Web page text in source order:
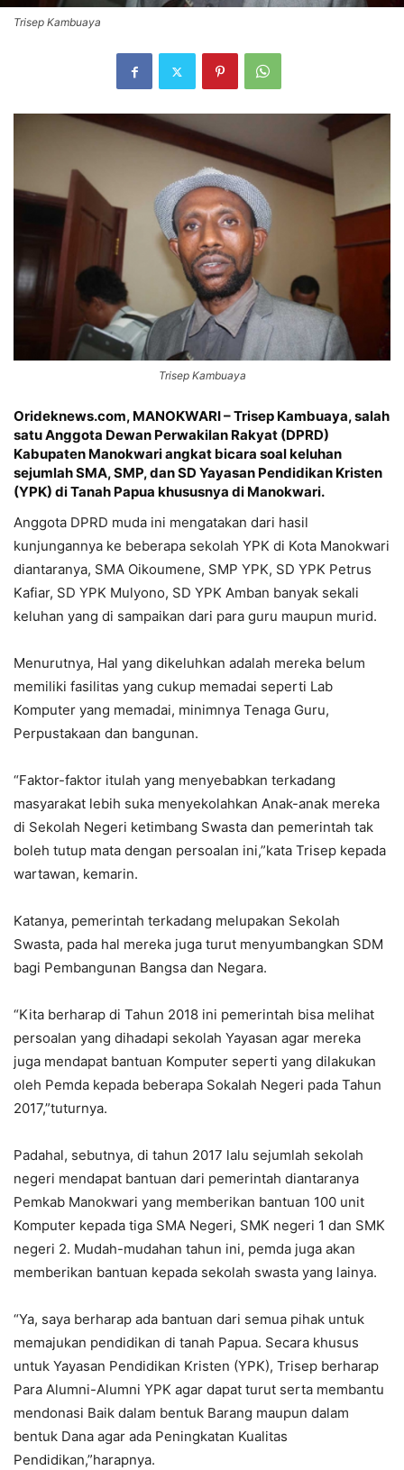
Trisep Kambuaya
Trisep Kambuaya
Orideknews.com, MANOKWARI – Trisep Kambuaya, salah
satu Anggota Dewan Perwakilan Rakyat (DPRD)
Kabupaten Manokwari angkat bicara soal keluhan
sejumlah SMA, SMP, dan SD Yayasan Pendidikan Kristen
(YPK) di Tanah Papua khususnya di Manokwari.
Anggota DPRD muda ini mengatakan dari hasil
kunjungannya ke beberapa sekolah YPK di Kota Manokwari
diantaranya, SMA Oikoumene, SMP YPK, SD YPK Petrus
Kafiar, SD YPK Mulyono, SD YPK Amban banyak sekali
keluhan yang di sampaikan dari para guru maupun murid.
Menurutnya, Hal yang dikeluhkan adalah mereka belum
memiliki fasilitas yang cukup memadai seperti Lab
Komputer yang memadai, minimnya Tenaga Guru,
Perpustakaan dan bangunan.
“Faktor-faktor itulah yang menyebabkan terkadang
masyarakat lebih suka menyekolahkan Anak-anak mereka
di Sekolah Negeri ketimbang Swasta dan pemerintah tak
boleh tutup mata dengan persoalan ini,”kata Trisep kepada
wartawan, kemarin.
Katanya, pemerintah terkadang melupakan Sekolah
Swasta, pada hal mereka juga turut menyumbangkan SDM
bagi Pembangunan Bangsa dan Negara.
“Kita berharap di Tahun 2018 ini pemerintah bisa melihat
persoalan yang dihadapi sekolah Yayasan agar mereka
juga mendapat bantuan Komputer seperti yang dilakukan
oleh Pemda kepada beberapa Sokalah Negeri pada Tahun
2017,”tuturnya.
Padahal, sebutnya, di tahun 2017 lalu sejumlah sekolah
negeri mendapat bantuan dari pemerintah diantaranya
Pemkab Manokwari yang memberikan bantuan 100 unit
Komputer kepada tiga SMA Negeri, SMK negeri 1 dan SMK
negeri 2. Mudah-mudahan tahun ini, pemda juga akan
memberikan bantuan kepada sekolah swasta yang lainya.
“Ya, saya berharap ada bantuan dari semua pihak untuk
memajukan pendidikan di tanah Papua. Secara khusus
untuk Yayasan Pendidikan Kristen (YPK), Trisep berharap
Para Alumni-Alumni YPK agar dapat turut serta membantu
mendonasi Baik dalam bentuk Barang maupun dalam
bentuk Dana agar ada Peningkatan Kualitas
Pendidikan,”harapnya.